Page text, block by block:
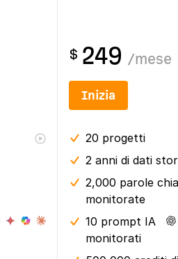
$ 249 /mese
Inizia
20 progetti
2 anni di dati
2,000 parole
monitorate
10 prompt IA
monitorati